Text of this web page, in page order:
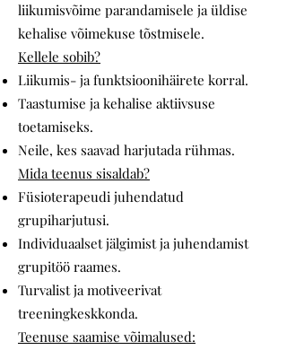
liikumisvõime parandamisele ja üldise
kehalise võimekuse tõstmisele.
Kellele sobib?
Liikumis- ja funktsioonihäirete korral.
Taastumise ja kehalise aktiivsuse
toetamiseks.
Neile, kes saavad harjutada rühmas.
Mida teenus sisaldab?
Füsioterapeudi juhendatud
grupiharjutusi.
Individuaalset jälgimist ja juhendamist
grupitöö raames.
Turvalist ja motiveerivat
treeningkeskkonda.
Teenuse saamise võimalused: